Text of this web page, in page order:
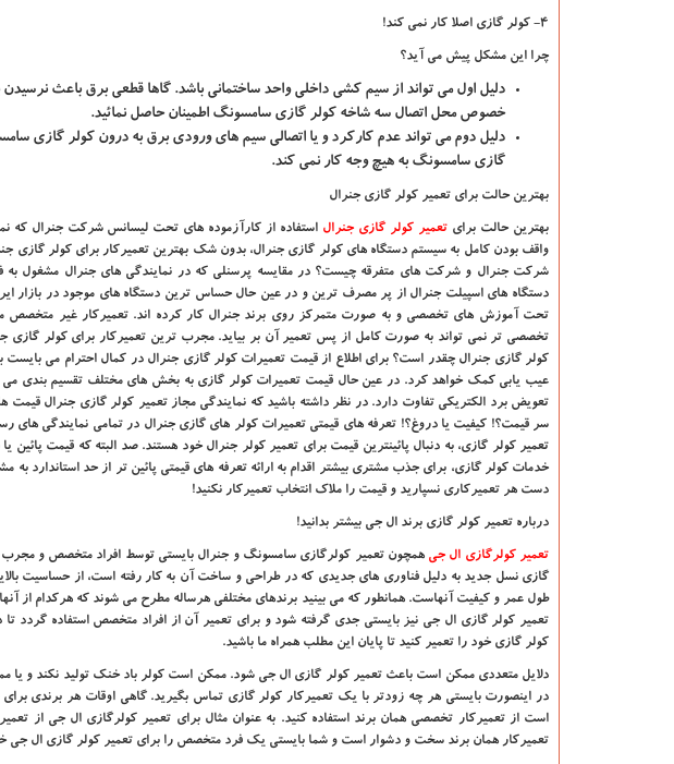
4- کولر گازی اصلا کار نمی کند!
چرا این مشکل پیش می آید؟
دلیل اولمی تواند از سیم کشی داخلی واحد ساختمانی باشد. گاها قطعی برق باعث
خصوص محل اتصال سه شاخه کولر گازی سامسونگ اطمینان حاصل نمائید.
دلیل دوممی تواند عدم کارکرد و یا اتصالی سیم های ورودی برق به درون کولر گازی
گازی سامسونگ به هیچ وجه کار نمی کند.
بهترین حالت برای تعمیر کولر گازی جنرال
بهترین حالت برای تعمیر کولر گازی جنرال استفاده از کارآزموده های تحت لیسانس شرکت جنرال که
واقف بودن کامل به سیستم دستگاه های کولر گازی جنرال، بدون شک بهترین تعمیرکار برای کولر گازی
شرکت جنرال و شرکت های متفرقه چیست؟ در مقایسه پرسنلی که در نمایندگی های جنرال مشغول
دستگاه های اسپیلت جنرال از پر مصرف ترین و در عین حال حساس ترین دستگاه های موجود در بازار
تحت آموزش های تخصصی و به صورت متمرکز روی برند جنرال کار کرده اند. تعمیرکار غیر متخصص
تخصصی تر نمی تواند به صورت کامل از پس تعمیر آن بر بیاید. مجرب ترین تعمیرکار برای کولر
کولر گازی جنرال چقدر است؟ برای اطلاع از قیمت تعمیرات کولر گازی جنرال در کمال احترام می
عیب یابی کمک خواهد کرد. در عین حال قیمت تعمیرات کولر گازی به بخش های مختلف تقسیم بندی می
تعویض برد الکتریکی تفاوت دارد. در نظر داشته باشید که نمایندگی مجاز تعمیر کولر گازی جنرال قیمت
سر قیمت؟! کیفیت یا دروغ؟! تعرفه های قیمتی تعمیرات کولر های گازی جنرال در تمامی نمایندگی
تعمیر کولر گازی، به دنبال پائینترین قیمت برای تعمیر کولر جنرال خود هستند. صد البته که قیمت پائین
خدمات کولر گازی، برای جذب مشتری بیشتر اقدام به ارائه تعرفه های قیمتی پائین تر از حد استاندارد به
دست هر تعمیرکاری نسپارید و قیمت را ملاک انتخاب تعمیرکار نکنید!
درباره تعمیر کولر گازی برند ال جی بیشتر بدانید!
تعمیر کولرگازی ال جی همچون تعمیر کولرگازی سامسونگ و جنرال بایستی توسط افراد متخصص و مجرب
گازی نسل جدید به دلیل فناوری های جدیدی که در طراحی و ساخت آن به کار رفته است، از حساسیت
طول عمر و کیفیت آنهاست. همانطور که می بینید برندهای مختلفی هرساله مطرح می شوند که هرکدام از
تعمیر کولر گازی ال جی نیز بایستی جدی گرفته شود و برای تعمیر آن از افراد متخصص استفاده گردد تا
کولر گازی خود را تعمیر کنید تا پایان این مطلب همراه ما باشید.
دلایل متعددی ممکن است باعث تعمیر کولر گازی ال جی شود. ممکن است کولر باد خنک تولید نکند و
در اینصورت بایستی هر چه زودتر با یک تعمیرکار کولر گازی تماس بگیرید. گاهی اوقات هر برندی
است از تعمیرکار تخصصی همان برند استفاده کنید. به عنوان مثال برای تعمیر کولرگازی ال جی از
تعمیرکار همان برند سخت و دشوار است و شما بایستی یک فرد متخصص را برای تعمیر کولر گازی ال جی